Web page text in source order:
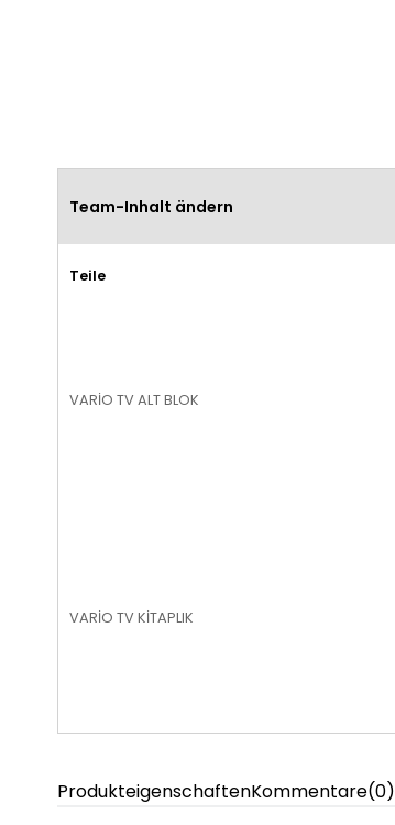
Team-Inhalt ändern
Teile
VARİO TV ALT BLOK
VARİO TV KİTAPLIK
ProdukteigenschaftenKommentare(0)